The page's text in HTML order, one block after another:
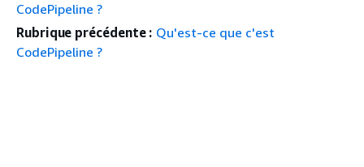
CodePipeline ?
Rubrique précédente : Qu'est-ce que c'est
CodePipeline ?